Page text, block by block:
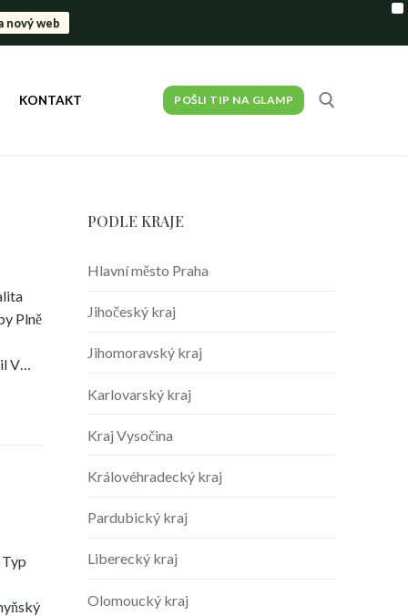
nový web
KONTAKT POŠLI TIP NA GLAMP
Plně
V…
PODLE KRAJE
Hlavní město Praha
Jihočeský kraj
Jihomoravský kraj
Karlovarský kraj
Kraj Vysočina
Královéhradecký kraj
Pardubický kraj
Liberecký kraj
Olomoucký kraj